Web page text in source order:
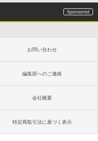
お問い合わせ
編集部へのご連絡
会社概要
特定商取引法に基づく表示